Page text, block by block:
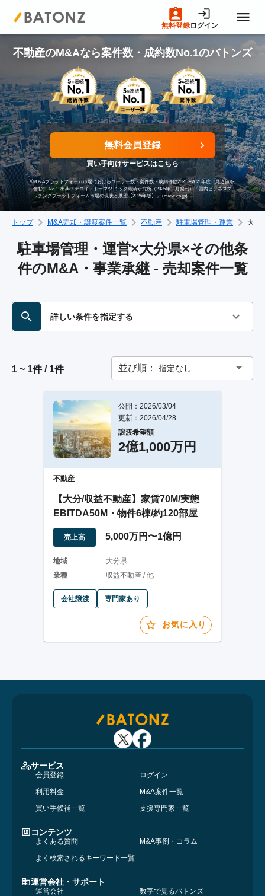
無料登録ログイン
トップページ
M&A案件一覧
売りたい方へ
買いたい方へ
成約事例
M&A専門家の方へ
不動産のM&Aなら案件数・成約数No.1のバトンズ
無料会員登録
買い手向けサービスはこちら
※M＆Aプラットフォーム市場におけるユーザー数・案件数・成約件数2021〜2025年度（見込値を
含む） No.1出典：デロイトトーマツ ミック経済研究所（2025年11月発刊）「国内ビジネスマ
ッチングプラットフォーム市場の現状と展望【2025年版】」 (mic-r.co.jp)
トップ M&A売却・譲渡案件一覧 不動産 駐車場管理・運営 大分
駐車場管理・運営×大分県×その他条
件のM&A・事業承継 - 売却案件一覧
詳しい条件を指定する
1 ~ 1件 / 1件 並び順： 指定なし
公開：2026/03/04
更新：2026/04/28
譲渡希望額
2億1,000万円
不動産
【大分/収益不動産】家賃70M/実態
EBITDA50M・物件6棟/約120部屋
売上高 5,000万円〜1億円
地域
大分県
業種
収益不動産 / 他
会社譲渡 専門家あり
お気に入り
サービス
会員登録
ログイン
利用料金
M&A案件一覧
買い手候補一覧
支援専門家一覧
コンテンツ
よくある質問
M&A事例・コラム
よく検索されるキーワード一覧
運営会社・サポート
運営会社
数字で見るバトンズ